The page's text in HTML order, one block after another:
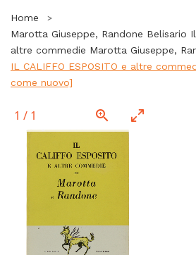
Home
Marotta Giuseppe, Randone Belisario
altre commedie Marotta Giuseppe,
IL CALIFFO ESPOSITO e altre
come nuovo]
1 / 1